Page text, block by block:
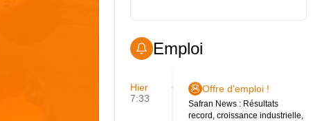
Emploi
Hier
7:33
Offre d'emploi !
Safran News : Résultats
record, croissance industrielle,